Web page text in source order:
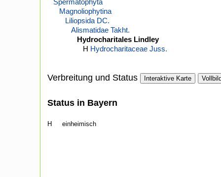
Spermatophyta
Magnoliophytina
Liliopsida DC.
Alismatidae Takht.
Hydrocharitales Lindley
H Hydrocharitaceae Juss.
Verbreitung und Status Interaktive Karte
Status in Bayern
H einheimisch